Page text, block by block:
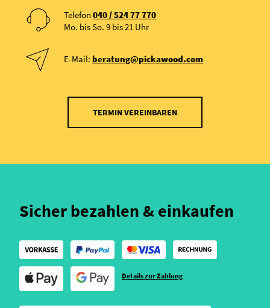
Telefon 040 / 524 77 770
Mo. bis So. 9 bis 21 Uhr
E-Mail: beratung@pickawood.com
TERMIN VEREINBAREN
Sicher bezahlen & einkaufen
Details zur Zahlung